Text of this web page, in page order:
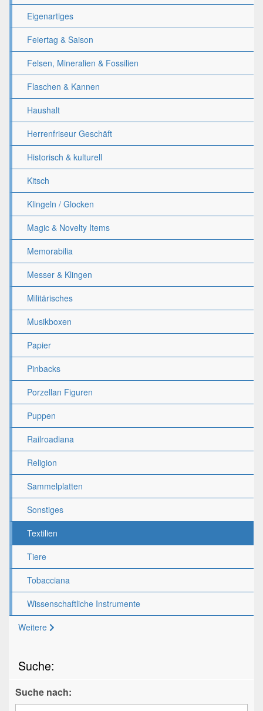
Eigenartiges
Feiertag & Saison
Felsen, Mineralien & Fossilien
Flaschen & Kannen
Haushalt
Herrenfriseur Geschäft
Historisch & kulturell
Kitsch
Klingeln / Glocken
Magic & Novelty Items
Memorabilia
Messer & Klingen
Militärisches
Musikboxen
Papier
Pinbacks
Porzellan Figuren
Puppen
Railroadiana
Religion
Sammelplatten
Sonstiges
Textilien
Tiere
Tobacciana
Wissenschaftliche Instrumente
Weitere
Suche:
Suche nach: